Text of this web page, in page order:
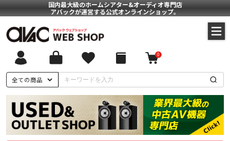
国内最大級のホームシアター&オーディオ専門店
アバックが運営する公式オンラインショップ。
全ての商品
0